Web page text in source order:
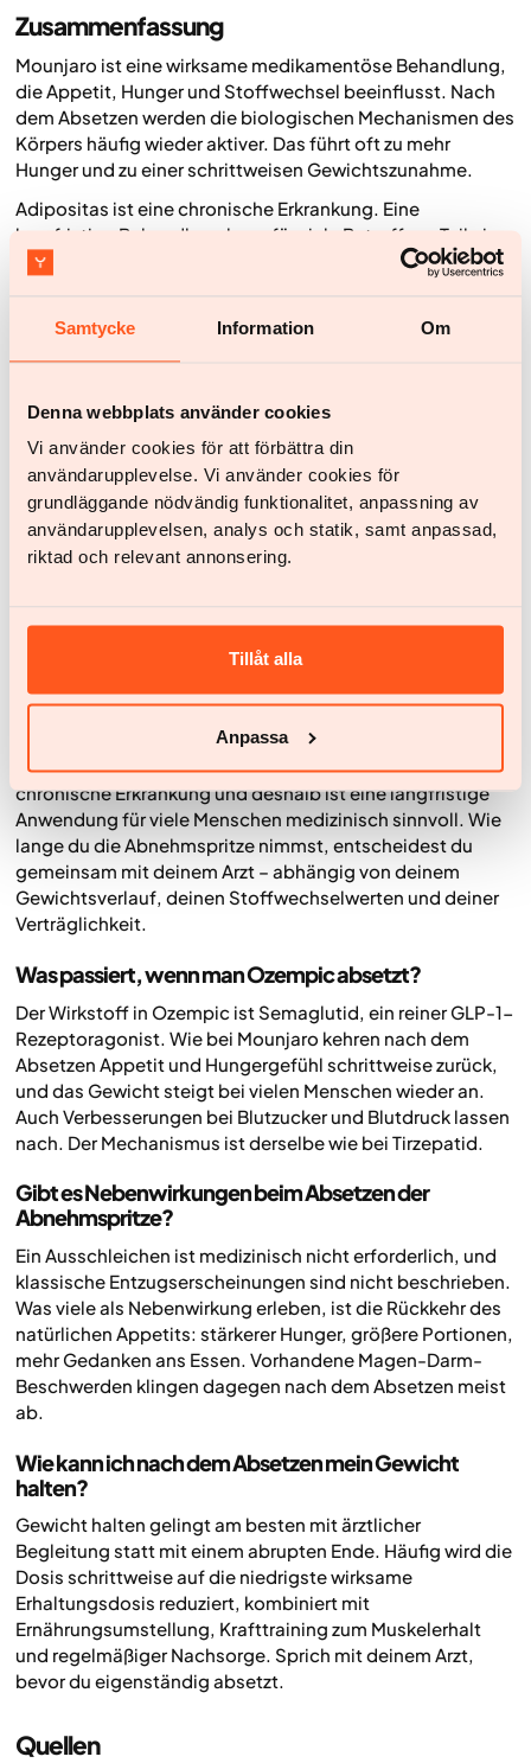
Samtycke Information Om
Denna webbplats använder cookies
Vi använder cookies för att förbättra din
användarupplevelse. Vi använder cookies för
grundläggande nödvändig funktionalitet, anpassning av
användarupplevelsen, analys och statik, samt anpassad,
riktad och relevant annonsering.
Tillåt alla
Anpassa
Zusammenfassung
Mounjaro ist eine wirksame medikamentöse Behandlung,
die Appetit, Hunger und Stoffwechsel beeinflusst. Nach
dem Absetzen werden die biologischen Mechanismen des
Körpers häufig wieder aktiver. Das führt oft zu mehr
Hunger und zu einer schrittweisen Gewichtszunahme.
Adipositas ist eine chronische Erkrankung. Eine
langfristige Behandlung kann für viele Betroffene Teil einer
nachhaltigen Strategie sein und kein Zeichen von
Wenn ein stabiles Zielgewicht erreicht ist, wird die
Erhaltungsdosis. So kann die Appetitregulation besser
kontrollierbar bleiben, Hunger und Verlangen werden
reduziert und das Gewicht lässt sich langfristig
stabilisieren. Die Behandlung wird weiterhin mit einer
Unterstützung zur Änderung der Lebensgewohnheiten und
regelmäßigen Nachuntersuchungen kombiniert, um
langfristige Voraussetzungen für Gesundheit und
Häufige Fragen zum Absetzen der
Wie lange muss man die Abnehmspritze nehmen?
Es gibt keine feste Behandlungsdauer. Adipositas gilt als
chronische Erkrankung und deshalb ist eine langfristige
Anwendung für viele Menschen medizinisch sinnvoll. Wie
lange du die Abnehmspritze nimmst, entscheidest du
gemeinsam mit deinem Arzt – abhängig von deinem
Gewichtsverlauf, deinen Stoffwechselwerten und deiner
Verträglichkeit.
Was passiert, wenn man Ozempic absetzt?
Der Wirkstoff in Ozempic ist Semaglutid, ein reiner GLP-1-
Rezeptoragonist. Wie bei Mounjaro kehren nach dem
Absetzen Appetit und Hungergefühl schrittweise zurück,
und das Gewicht steigt bei vielen Menschen wieder an.
Auch Verbesserungen bei Blutzucker und Blutdruck lassen
nach. Der Mechanismus ist derselbe wie bei Tirzepatid.
Gibt es Nebenwirkungen beim Absetzen der
Abnehmspritze?
Ein Ausschleichen ist medizinisch nicht erforderlich, und
klassische Entzugserscheinungen sind nicht beschrieben.
Was viele als Nebenwirkung erleben, ist die Rückkehr des
natürlichen Appetits: stärkerer Hunger, größere Portionen,
mehr Gedanken ans Essen. Vorhandene Magen-Darm-
Beschwerden klingen dagegen nach dem Absetzen meist
ab.
Wie kann ich nach dem Absetzen mein Gewicht
halten?
Gewicht halten gelingt am besten mit ärztlicher
Begleitung statt mit einem abrupten Ende. Häufig wird die
Dosis schrittweise auf die niedrigste wirksame
Erhaltungsdosis reduziert, kombiniert mit
Ernährungsumstellung, Krafttraining zum Muskelerhalt
und regelmäßiger Nachsorge. Sprich mit deinem Arzt,
bevor du eigenständig absetzt.
Quellen